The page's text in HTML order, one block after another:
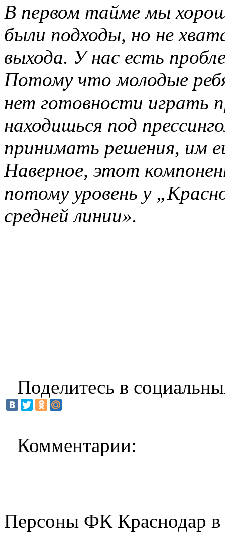
В первом тайме мы
были подходы, но не
выхода. У нас есть
Потому что молодые
нет готовности играть
находишься под
принимать решения, им
Наверное, этот
потому уровень у
средней линии».
Поделитесь в
Комментарии:
Персоны ФК Краснодар в